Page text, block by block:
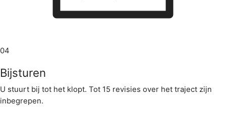
04
Bijsturen
U stuurt bij tot het klopt. Tot 15 revisies over het traject zijn
inbegrepen.